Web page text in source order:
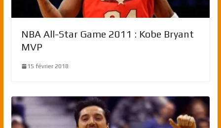
NBA All-Star Game 2011 : Kobe Bryant
MVP
15 février 2018